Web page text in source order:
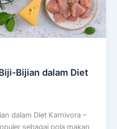
Bijian dalam Diet
dalam Diet Karnivora –
sebagai pola makan